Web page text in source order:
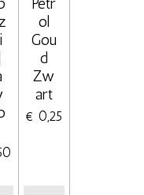
ol
Gou
d
Zw
art
€ 0,25